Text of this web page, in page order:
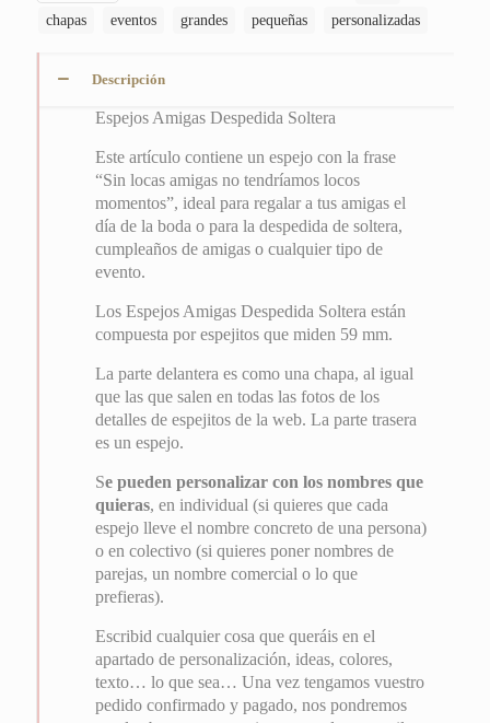
chapas
eventos grandes pequeñas personalizadas
Descripción
Espejos Amigas Despedida Soltera
Este artículo contiene un espejo con la frase
“Sin locas amigas no tendríamos locos
momentos”, ideal para regalar a tus amigas el
día de la boda o para la despedida de soltera,
cumpleaños de amigas o cualquier tipo de
evento.
Los Espejos Amigas Despedida Soltera están
compuesta por espejitos que miden 59 mm.
La parte delantera es como una chapa, al igual
que las que salen en todas las fotos de los
detalles de espejitos de la web. La parte trasera
es un espejo.
Se pueden personalizar con los nombres que
quieras, en individual (si quieres que cada
espejo lleve el nombre concreto de una persona)
o en colectivo (si quieres poner nombres de
parejas, un nombre comercial o lo que
prefieras).
Escribid cualquier cosa que queráis en el
apartado de personalización, ideas, colores,
texto… lo que sea… Una vez tengamos vuestro
pedido confirmado y pagado, nos pondremos